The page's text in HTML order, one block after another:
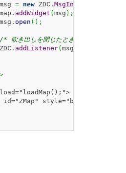
= new ZDC. MsgInfo
addWidget ( msg ) ;
open ( ) ;
/* 吹き出しを閉じたときの動作 */
addListener( msg
>
id="ZMap" style="border:1px